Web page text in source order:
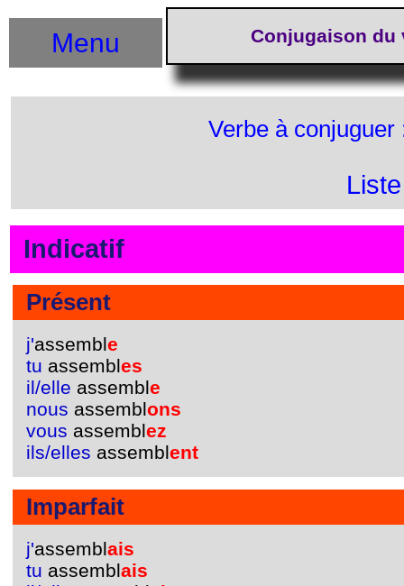
Conjugaison
Menu
Verbe à
Indicatif
Présent
j'assemble
tu assembles
il/elle assemble
nous assemblons
vous assemblez
ils/elles assemblent
Imparfait
j'assemblais
tu assemblais